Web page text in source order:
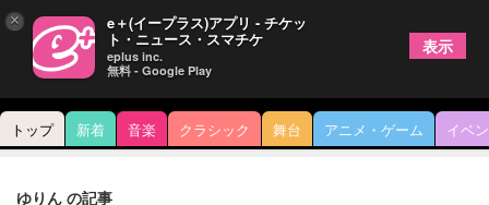
トップ 新着 音楽 クラシック 舞台 アニメ・ゲーム イベ
ゆりん の記事
× e＋(イープラス)アプリ - チケッ
ト・ニュース・スマチケ
eplus inc.
無料 - Google Play
表示